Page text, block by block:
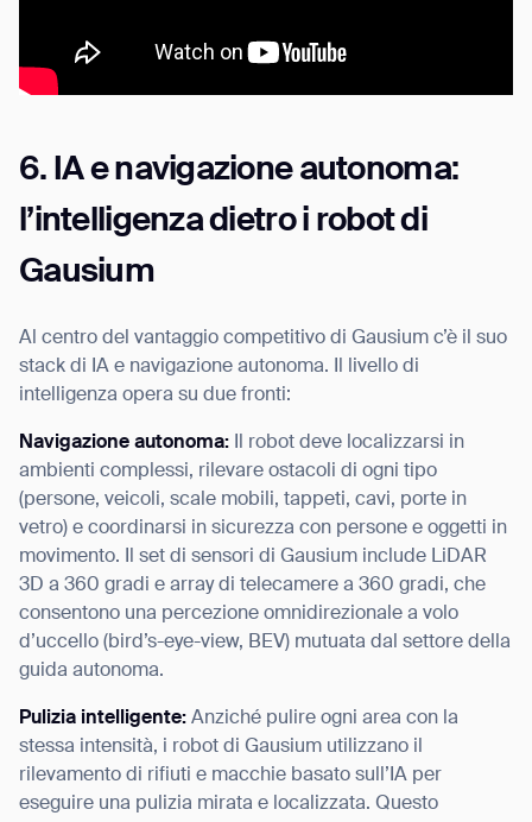
6. IA e navigazione autonoma:
l’intelligenza dietro i robot di
Gausium
Al centro del vantaggio competitivo di Gausium c’è il suo
stack di IA e navigazione autonoma. Il livello di
intelligenza opera su due fronti:
Navigazione autonoma:
Il robot deve localizzarsi in
ambienti complessi, rilevare ostacoli di ogni tipo
(persone, veicoli, scale mobili, tappeti, cavi, porte in
vetro) e coordinarsi in sicurezza con persone e oggetti in
movimento. Il set di sensori di Gausium include LiDAR
3D a 360 gradi e array di telecamere a 360 gradi, che
consentono una percezione omnidirezionale a volo
d’uccello (bird’s-eye-view, BEV) mutuata dal settore della
guida autonoma.
Pulizia intelligente: Anziché pulire ogni area con la
stessa intensità, i robot di Gausium utilizzano il
rilevamento di rifiuti e macchie basato sull’IA per
eseguire una pulizia mirata e localizzata. Questo